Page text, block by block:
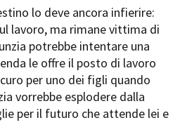
lo deve ancora infierire:
lavoro, ma rimane vittima di
potrebbe intentare una
le offre il posto di lavoro
per uno dei figli quando
vorrebbe esplodere dalla
per il futuro che attende lei e